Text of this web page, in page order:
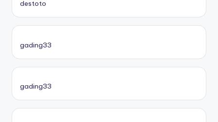
destoto
gading33
gading33